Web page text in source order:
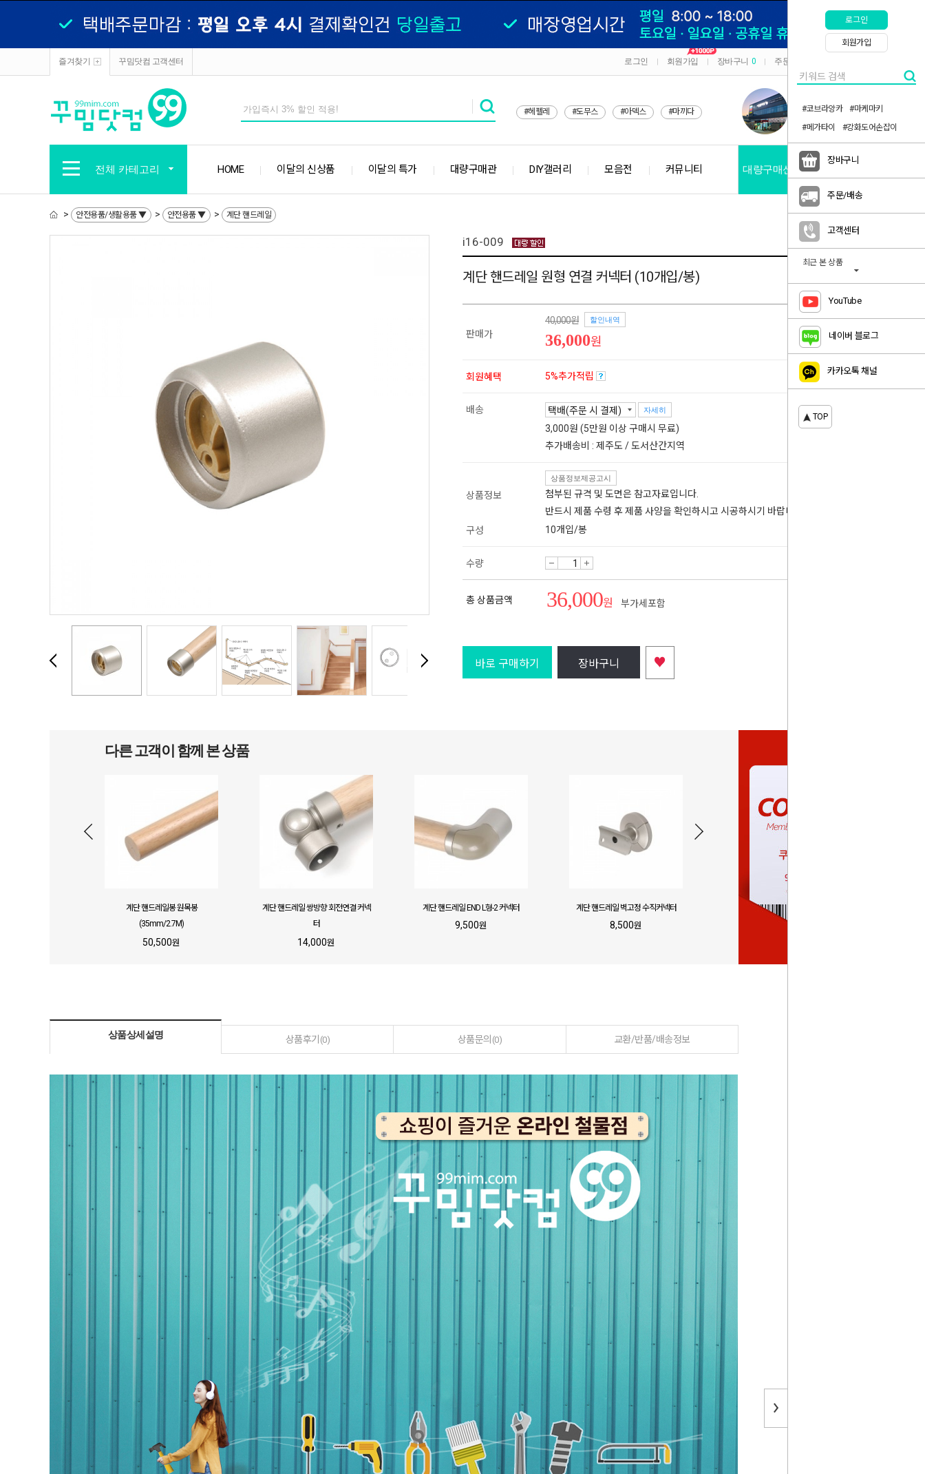
즐겨찾기 꾸밈닷컴 고객센터 로그인 회원가입 장바구니 0 주문/배송
#헤펠레 #도무스 #아덱스 #마끼다
전체 카테고리 HOME 이달의 신상품 이달의 특가 대량구매관 DIY갤러리 모음전 커뮤니티 대량구매신청
로그인
회원가입
#코브라앙카
#마케마키
#메가타이
#강화도어손잡이
장바구니
주문/배송
고객센터
최근 본 상품
YouTube
네이버 블로그
카카오톡 채널
TOP
> 안전용품/생활용품 ▼ > 안전용품 ▼ > 계단 핸드레일
i16-009
계단 핸드레일 원형 연결 커넥터 (10개입/봉)
10%
판매가
40,000원 할인내역
36,000원
회원혜택 5%추가적립
배송 자세히
3,000원 (5만원 이상 구매시 무료)
추가배송비 : 제주도 / 도서산간지역
상품정보
상품정보제공고시
첨부된 규격 및 도면은 참고자료입니다.
반드시 제품 수령 후 제품 사양을 확인하시고 시공하시기 바랍니다.
구성
10개입/봉
수량
총 상품금액 36,000원 부가세포함
바로 구매하기 장바구니 ♥
다른 고객이 함께 본 상품
계단 핸드레일봉 원목봉
(35mm/2.7M)
50,500원
계단 핸드레일 쌍방향 회전연결 커넥
터
14,000원
계단 핸드레일 END L형-2 커넥터
9,500원
계단 핸드레일 벽고정 수직커넥터
8,500원
계단 핸드레일 벽고정 회전커넥터
10,000
상품상세설명 상품후기 (0) 상품문의 (0) 교환/반품/배송정보